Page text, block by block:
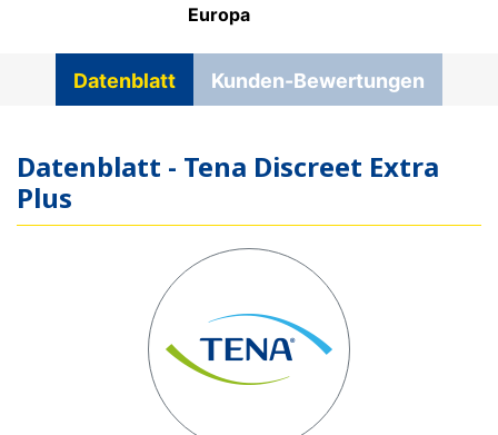
Europa
Datenblatt Kunden-Bewertungen
Datenblatt - Tena Discreet Extra
Plus